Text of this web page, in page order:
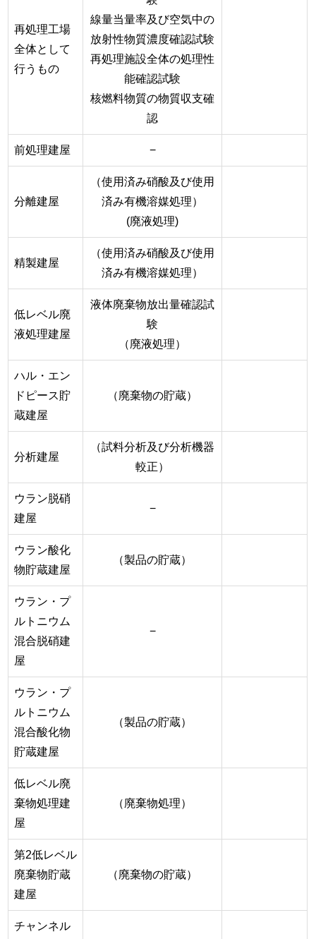
再処理工場
全体として
行うもの
線量当量率及び空気中の
放射性物質濃度確認試験
再処理施設全体の処理性
能確認試験
核燃料物質の物質収支確
認
前処理建屋 −
分離建屋
（使用済み硝酸及び使用
済み有機溶媒処理）
(廃液処理)
精製建屋
（使用済み硝酸及び使用
済み有機溶媒処理）
低レベル廃
液処理建屋
液体廃棄物放出量確認試
験
（廃液処理）
ハル・エン
ドピース貯
蔵建屋
（廃棄物の貯蔵）
分析建屋
（試料分析及び分析機器
較正）
ウラン脱硝
建屋
−
ウラン酸化
物貯蔵建屋
（製品の貯蔵）
ウラン・プ
ルトニウム
混合脱硝建
屋
−
ウラン・プ
ルトニウム
混合酸化物
貯蔵建屋
（製品の貯蔵）
低レベル廃
棄物処理建
屋
（廃棄物処理）
第2低レベル
廃棄物貯蔵
建屋
（廃棄物の貯蔵）
チャンネル